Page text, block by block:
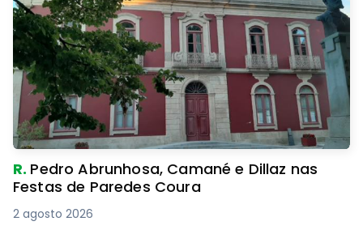
R. Pedro Abrunhosa, Camané e Dillaz nas
Festas de Paredes Coura
2 agosto 2026